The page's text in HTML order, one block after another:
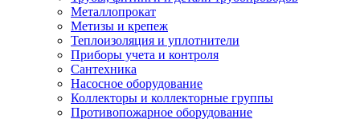
Металлопрокат
Метизы и крепеж
Теплоизоляция и уплотнители
Приборы учета и контроля
Сантехника
Насосное оборудование
Коллекторы и коллекторные группы
Противопожарное оборудование